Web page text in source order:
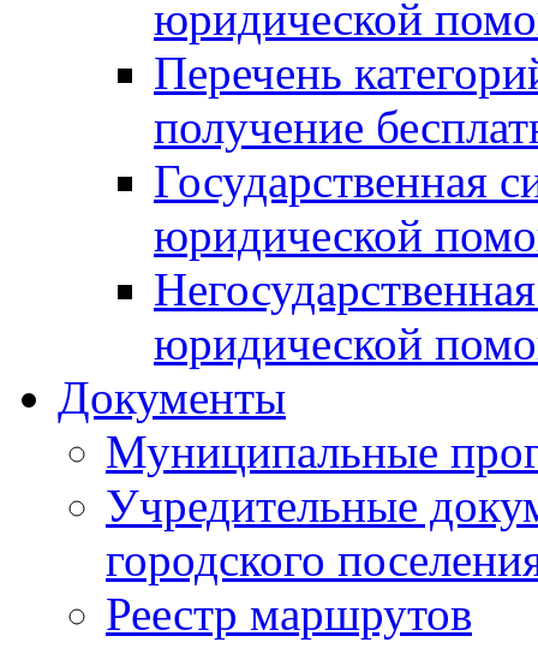
юридической
Перечень
получение
Государственная
юридической
юридической
Документы
Муниципальные
Учредительные
городского
Реестр маршрутов